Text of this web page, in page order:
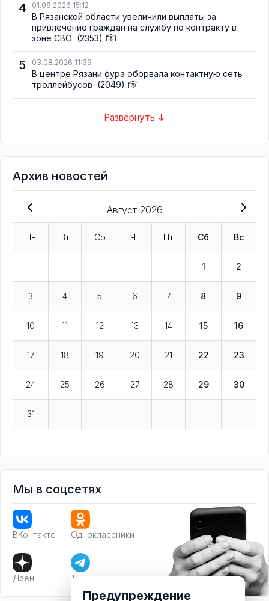
4 01.08.2026 15:12
В Рязанской области увеличили выплаты за
привлечение граждан на службу по контракту в
зоне СВО (2353)
5 03.08.2026 11:39
В центре Рязани фура оборвала контактную сеть
троллейбусов (2049)
Развернуть ↓
Архив новостей
Август 2026
Пн Вт Ср Чт Пт Сб Вс
1 2
3 4 5 6 7 8 9
10 11 12 13 14 15 16
17 18 19 20 21 22 23
24 25 26 27 28 29 30
31
Мы в соцсетях
ВКонтакте Одноклассники
Дзен Телеграм
Предупреждение